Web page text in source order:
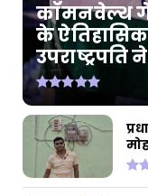
कॉमनवेल्थ
के
उपराष्ट्रपति